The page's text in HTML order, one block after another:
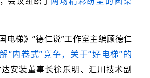
电梯》“德仁说”工作室主编顾德仁
“内卷式”竞争，关于“好电梯”的
安装董事长徐乐明、汇川技术副